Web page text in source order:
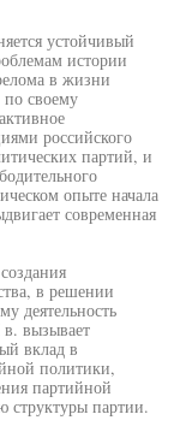
устойчивый
истории
в жизни
своему
российского
партий, и
опыте начала
современная
в решении
деятельность
вызывает
вклад в
политики,
партийной
структуры партии.